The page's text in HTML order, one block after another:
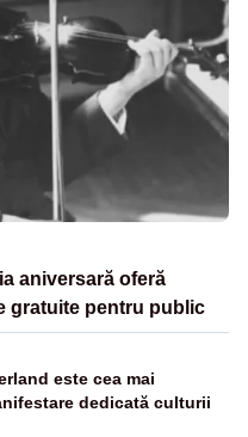
aniversară oferă
gratuite pentru public
este cea mai
dedicată culturii